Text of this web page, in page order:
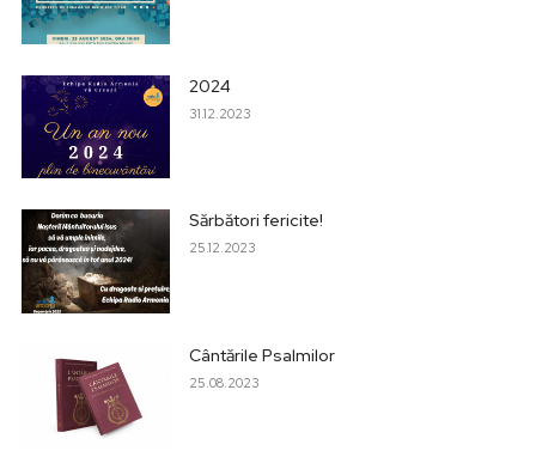
2024
31.12.2023
Sărbători fericite!
25.12.2023
Cântările Psalmilor
25.08.2023